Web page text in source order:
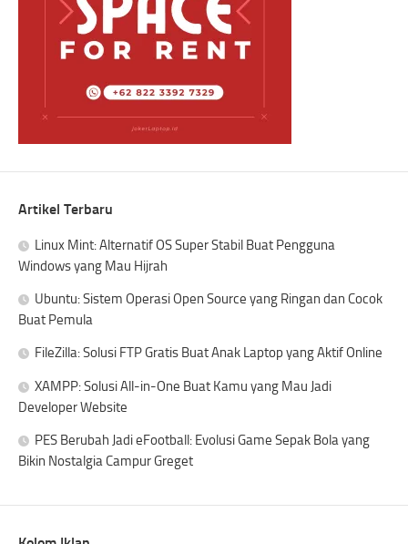
Artikel Terbaru
Linux Mint: Alternatif OS Super Stabil Buat Pengguna
Windows yang Mau Hijrah
Ubuntu: Sistem Operasi Open Source yang Ringan dan Cocok
Buat Pemula
FileZilla: Solusi FTP Gratis Buat Anak Laptop yang Aktif Online
XAMPP: Solusi All-in-One Buat Kamu yang Mau Jadi
Developer Website
PES Berubah Jadi eFootball: Evolusi Game Sepak Bola yang
Bikin Nostalgia Campur Greget